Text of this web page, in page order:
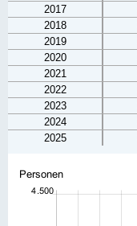
2017
2018
2019
2020
2021
2022
2023
2024
2025